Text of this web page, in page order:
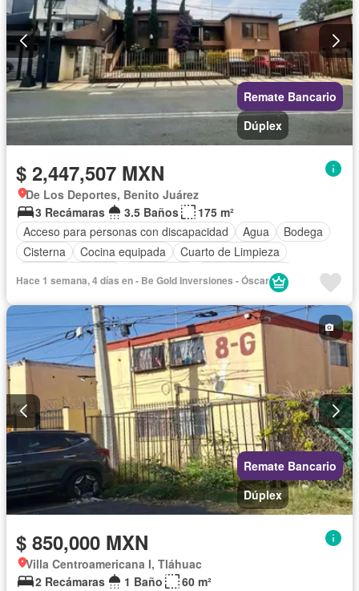
Remate Bancario
Dúplex
$ 2,447,507 MXN
De Los Deportes, Benito Juárez
3 Recámaras
3.5 Baños
175 m²
Acceso para personas con discapacidad
Agua
Bodega
Cisterna
Cocina equipada
Cuarto de Limpieza
Estacionamiento
Televisión por cable
Wifi Sin amueblar
Hace 1 semana, 4 días en - Be Gold Inversiones - Óscar
Remate Bancario
Dúplex
$ 850,000 MXN
Villa Centroamericana I, Tláhuac
2 Recámaras
1 Baño
60 m²